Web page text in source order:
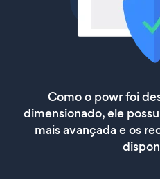
Como o powr foi
dimensionado, ele
mais avançada e os